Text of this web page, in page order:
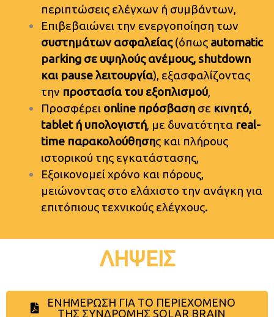
περιπτώσεις ελέγχων ή συμβάντων,
Επιβεβαιώνει την ενεργοποίηση των
συστημάτων ασφαλείας(όπως automatic
parking σε υψηλούς ανέμους, shutdown
και pause λειτουργία), εξασφαλίζοντας
την προστασία του εξοπλισμού,
Προσφέρει online πρόσβαση σε κινητό,
tablet ή υπολογιστή, με δυνατότητα real-
time παρακολούθησης και πλήρους
ιστορικού της εγκατάστασης,
Εξοικονομεί χρόνο και πόρους,
μειώνοντας στο ελάχιστο την ανάγκη για
επιτόπιους τεχνικούς ελέγχους.
ΛΗΨΕΙΣ
ΕΝΗΜΕΡΩΣΗ ΓΙΑ ΤΟ ΠΕΡΙΕΧΟΜΕΝΟ
ΤΗΣ ΣΥΝΔΡΟΜΗΣ SOLAR BRAIN